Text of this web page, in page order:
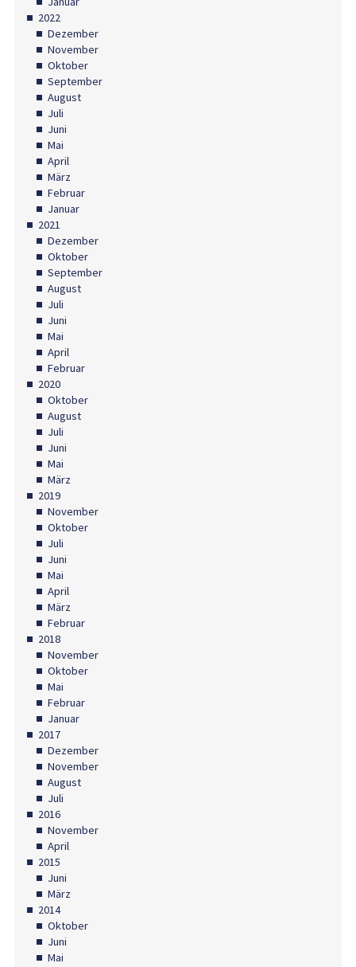
2022
Dezember
November
Oktober
September
August
Juli
Juni
Mai
April
März
Februar
Januar
2021
Dezember
Oktober
September
August
Juli
Juni
Mai
April
Februar
2020
Oktober
August
Juli
Juni
Mai
März
2019
November
Oktober
Juli
Juni
Mai
April
März
Februar
2018
November
Oktober
Mai
Februar
Januar
2017
Dezember
November
August
Juli
2016
November
April
2015
Juni
März
2014
Oktober
Juni
Mai